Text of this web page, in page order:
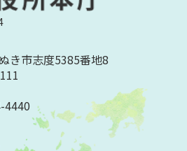
き市志度5385番地8
4440